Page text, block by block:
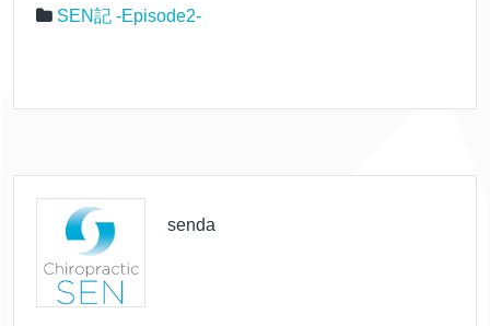
SEN記 -Episode2-
senda